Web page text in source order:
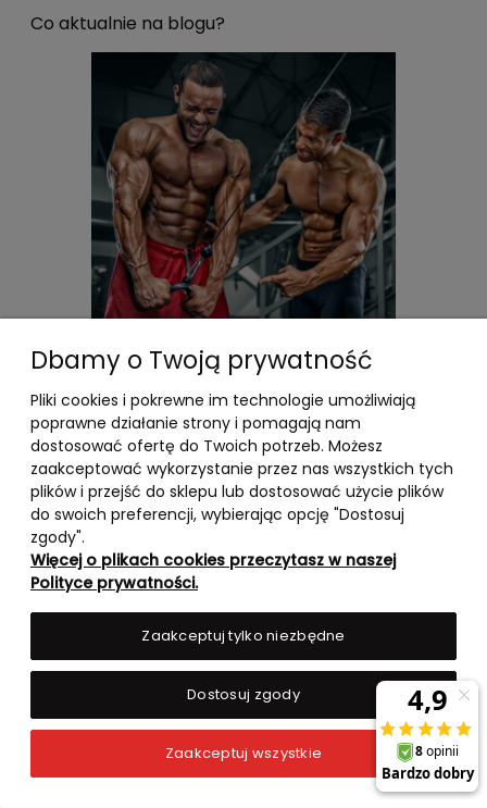
Co aktualnie na blogu?
10-03-2026
-
RANKING TOP 5 – BOOSTERY
TESTOSTERONU 2026
czytaj całość »
Dbamy o Twoją prywatność
Pliki cookies i pokrewne im technologie umożliwiają
poprawne działanie strony i pomagają nam
dostosować ofertę do Twoich potrzeb. Możesz
zaakceptować wykorzystanie przez nas wszystkich tych
plików i przejść do sklepu lub dostosować użycie plików
do swoich preferencji, wybierając opcję "Dostosuj
zgody".
Więcej o plikach cookies przeczytasz w naszej
Polityce prywatności.
Zaakceptuj tylko niezbędne
Dostosuj zgody
Zaakceptuj wszystkie